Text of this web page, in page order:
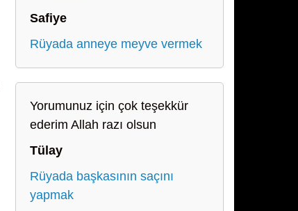
Safiye
Rüyada anneye meyve vermek
Yorumunuz için çok teşekkür
ederim Allah razı olsun
Tülay
Rüyada başkasının saçını
yapmak